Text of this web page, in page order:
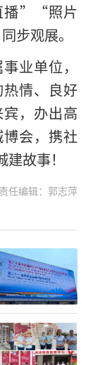
播”“照片
步观展。
业单位，
情、良好
，办出高
会，携社
故事！
责任编辑：郭志萍